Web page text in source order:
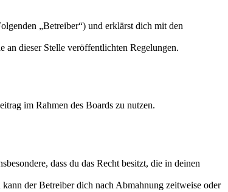
„Betreiber“) und erklärst dich mit den
an dieser Stelle veröffentlichten Regelungen.
im Rahmen des Boards zu nutzen.
dass du das Recht besitzt, die in deinen
der Betreiber dich nach Abmahnung zeitweise oder